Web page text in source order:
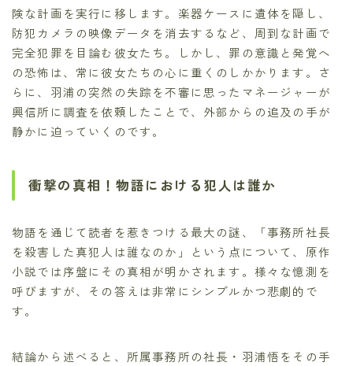
険な計画を実行に移します。楽器ケースに遺体を隠し、
防犯カメラの映像データを消去するなど、周到な計画で
完全犯罪を目論む彼女たち。しかし、罪の意識と発覚へ
の恐怖は、常に彼女たちの心に重くのしかかります。さ
らに、羽浦の突然の失踪を不審に思ったマネージャーが
興信所に調査を依頼したことで、外部からの追及の手が
静かに迫っていくのです。
衝撃の真相！物語における犯人は誰か
物語を通じて読者を惹きつける最大の謎、「事務所社長
を殺害した真犯人は誰なのか」という点について、原作
小説では序盤にその真相が明かされます。様々な憶測を
呼びますが、その答えは非常にシンプルかつ悲劇的で
す。
結論から述べると、所属事務所の社長・羽浦悟をその手